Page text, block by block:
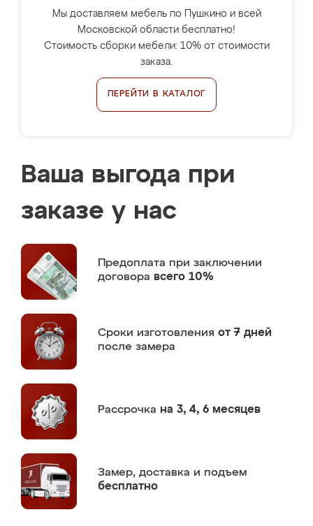
Мы доставляем мебель по Пушкино и всей
Московской области бесплатно!
Стоимость сборки мебели: 10% от стоимости
заказа.
ПЕРЕЙТИ В КАТАЛОГ
Ваша выгода при
заказе у нас
Предоплата при заключении
договора всего 10%
Сроки изготовления от 7 дней
после замера
Рассрочка на 3, 4, 6 месяцев
Замер, доставка и подъем
бесплатно